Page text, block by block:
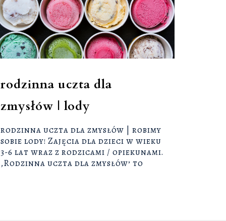
rodzinna uczta dla
zmysłów | lody
rodzinna uczta dla zmysłów | robimy
sobie lody! Zajęcia dla dzieci w wieku
3-6 lat wraz z rodzicami / opiekunami.
‚Rodzinna uczta dla zmysłów’ to